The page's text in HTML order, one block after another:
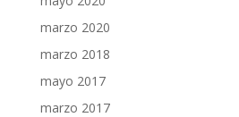
marzo 2020
marzo 2018
mayo 2017
marzo 2017